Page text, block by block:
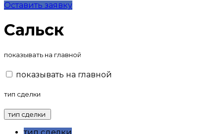
Оставить заявку
Сальск
показывать на главной
показывать на главной
тип сделки
тип сделки